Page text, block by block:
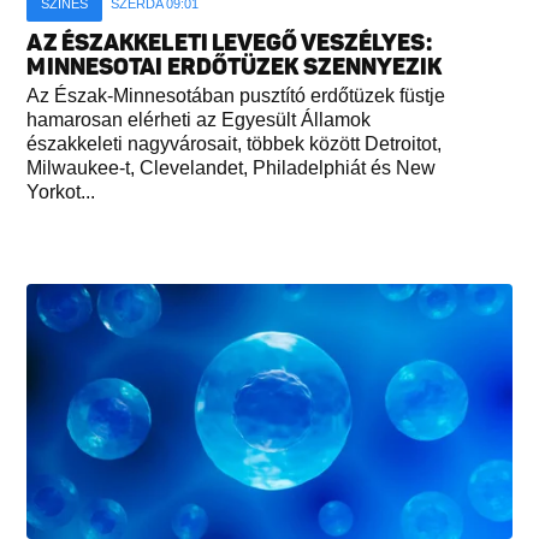
SZÍNES SZERDA 09:01
AZ ÉSZAKKELETI LEVEGŐ VESZÉLYES:
MINNESOTAI ERDŐTÜZEK SZENNYEZIK
Az Észak-Minnesotában pusztító erdőtüzek füstje
hamarosan elérheti az Egyesült Államok
északkeleti nagyvárosait, többek között Detroitot,
Milwaukee-t, Clevelandet, Philadelphiát és New
Yorkot...